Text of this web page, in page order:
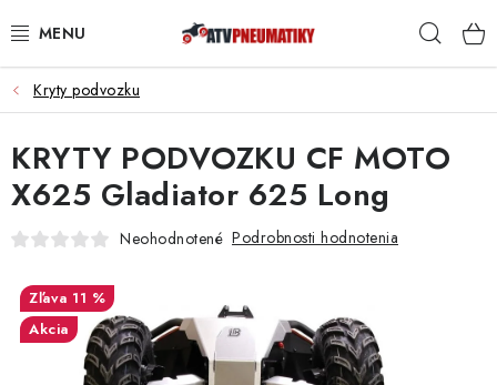
na
PNEUMATIKY
DISKY
ROZŠIROVACIE PODLOŽKY
OCHRANNÉ RÁMY
Kryty podvozku
KRYTY PODVOZKU CF MOTO
X625 Gladiator 625 Long
Neohodnotené Podrobnosti hodnotenia
11 %
Akcia